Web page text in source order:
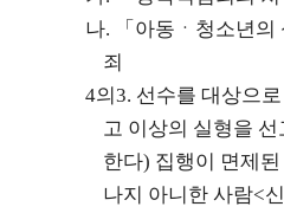
나. 「 아동ㆍ청소년의
죄
4의3. 선수를 대상으
고 이상의 실형을
한다) 집행이 면제
나지 아니한 사람<